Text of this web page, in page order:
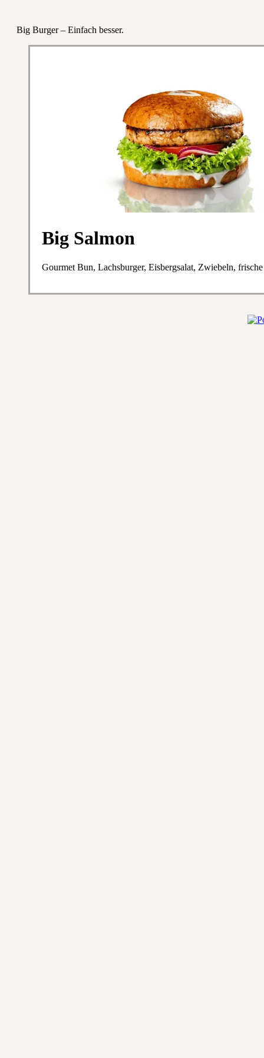
Big Burger – Einfach besser.
Big Salmon
Gourmet Bun, Lachsburger, Eisbergsalat, Zwiebeln,